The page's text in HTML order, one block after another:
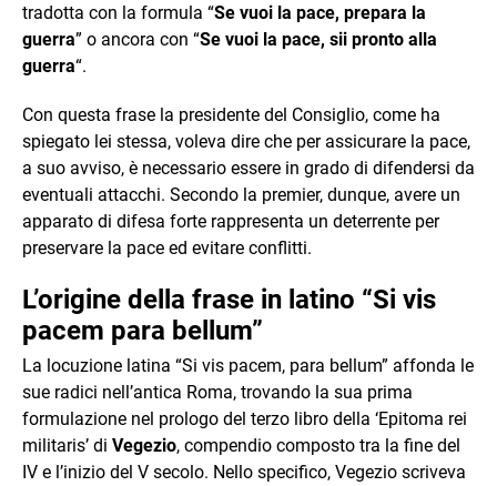
tradotta con la formula “Se vuoi la pace, prepara la
guerra” o ancora con “Se vuoi la pace, sii pronto alla
guerra“.
Con questa frase la presidente del Consiglio, come ha
spiegato lei stessa, voleva dire che per assicurare la pace,
a suo avviso, è necessario essere in grado di difendersi da
eventuali attacchi. Secondo la premier, dunque, avere un
apparato di difesa forte rappresenta un deterrente per
preservare la pace ed evitare conflitti.
L’origine della frase in latino “Si vis
pacem para bellum”
La locuzione latina “Si vis pacem, para bellum” affonda le
sue radici nell’antica Roma, trovando la sua prima
formulazione nel prologo del terzo libro della ‘Epitoma rei
militaris’ di Vegezio, compendio composto tra la fine del
IV e l’inizio del V secolo. Nello specifico, Vegezio scriveva